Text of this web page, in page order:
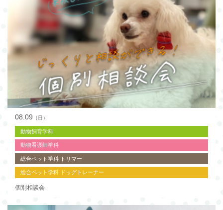
08.09 （日）
動物飼育学科
動物看護師学科
総合ペット学科 トリマー
総合ペット学科 ドッグトレーナー
個別相談会